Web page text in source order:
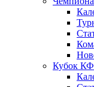
Кубок